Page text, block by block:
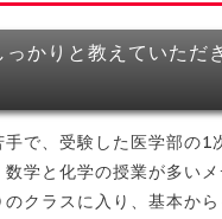
かりと教えていただ
で、受験した医学部の1
学と化学の授業が多い
クラスに入り、基本か